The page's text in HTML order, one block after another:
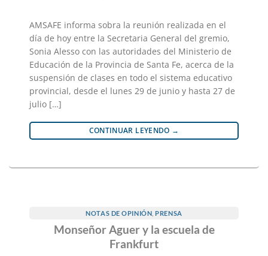
AMSAFE informa sobra la reunión realizada en el
día de hoy entre la Secretaria General del gremio,
Sonia Alesso con las autoridades del Ministerio de
Educación de la Provincia de Santa Fe, acerca de la
suspensión de clases en todo el sistema educativo
provincial, desde el lunes 29 de junio y hasta 27 de
julio […]
CONTINUAR LEYENDO →
NOTAS DE OPINIÓN ,PRENSA
Monseñor Aguer y la escuela de
Frankfurt